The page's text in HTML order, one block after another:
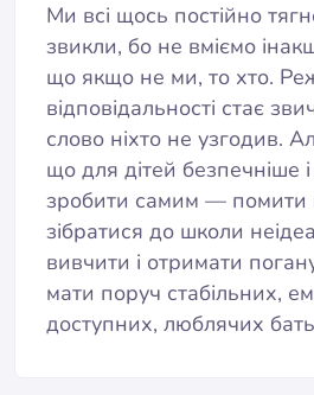
Ми всі щось постійно
звикли, бо не вміємо
що якщо не ми, то хто.
відповідальності стає
слово ніхто не узгодив.
що для дітей безпечніше
зробити самим — помити
зібратися до школи
вивчити і отримати
мати поруч стабільних,
доступних, люблячих